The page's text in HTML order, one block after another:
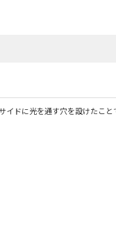
ドに光を通す穴を設けたこ